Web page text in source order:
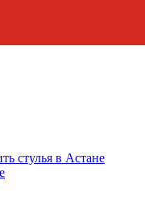
стулья в Астане